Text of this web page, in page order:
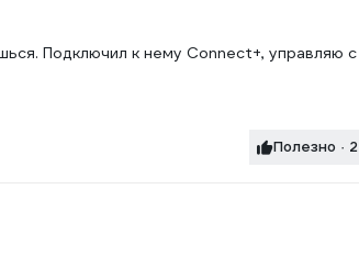
Подключил к нему Connect+, управляю с
Полезно · 2